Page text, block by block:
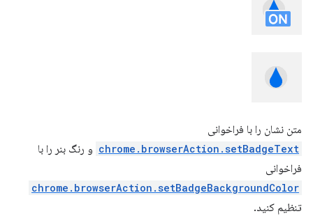
متن نشان را با فراخوانی
chrome.browserAction.setBadgeText و رنگ بنر را با
فراخوانی
chrome.browserAction.setBadgeBackgroundColor
تنظیم کنید.